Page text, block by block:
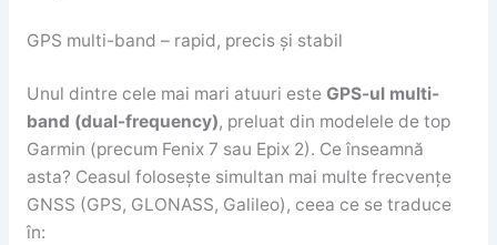
GPS multi-band – rapid, precis și stabil
Unul dintre cele mai mari atuuri este GPS-ul multi-
band (dual-frequency), preluat din modelele de top
Garmin (precum Fenix 7 sau Epix 2). Ce înseamnă
asta? Ceasul folosește simultan mai multe frecvențe
GNSS (GPS, GLONASS, Galileo), ceea ce se traduce
în: